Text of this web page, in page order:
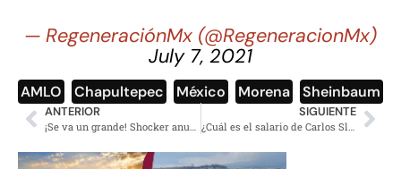
— RegeneraciónMx (@RegeneracionMx)
July 7, 2021
AMLO Chapultepec México Morena Sheinbaum
ANTERIOR
¡Se va un grande! Shocker anuncia su retiro de la lucha libre profesional
SIGUIENTE
¿Cuál es el salario de Carlos Slim?